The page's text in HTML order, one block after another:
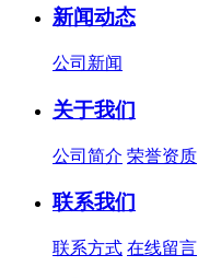
新闻动态
公司新闻
关于我们
公司简介 荣誉资质
联系我们
联系方式 在线留言